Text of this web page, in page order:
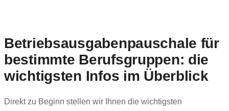
Betriebsausgabenpauschale für
bestimmte Berufsgruppen: die
wichtigsten Infos im Überblick
Direkt zu Beginn stellen wir Ihnen die wichtigsten